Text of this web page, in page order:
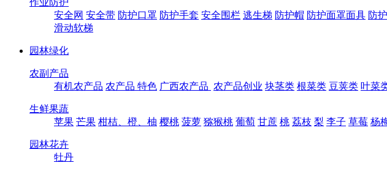
作业防护
安全网 安全带 防护口罩 防护手套 安全围栏 逃生梯 防护帽 防护面罩面具 防
滑动软梯
园林绿化
农副产品
有机农产品 农产品 特色 广西农产品 农产品创业 块茎类 根菜类 豆荚类 叶菜
生鲜果蔬
苹果 芒果 柑桔、橙、柚 樱桃 菠萝 猕猴桃 葡萄 甘蔗 桃 荔枝 梨 李子 草莓 杨
园林花卉
牡丹